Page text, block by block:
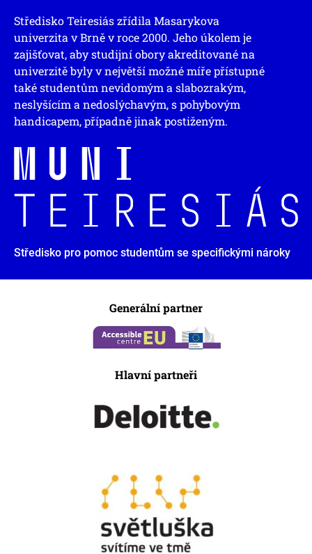
Středisko Teiresiás zřídila Masarykova
univerzita v Brně v roce 2000. Jeho úkolem je
zajišťovat, aby studijní obory akreditované na
univerzitě byly v největší možné míře přístupné
také studentům nevidomým a slabozrakým,
neslyšícím a nedoslýchavým, s pohybovým
handicapem, případně jinak postiženým.
Středisko pro pomoc studentům se specifickými nároky
Generální partner
Hlavní partneři